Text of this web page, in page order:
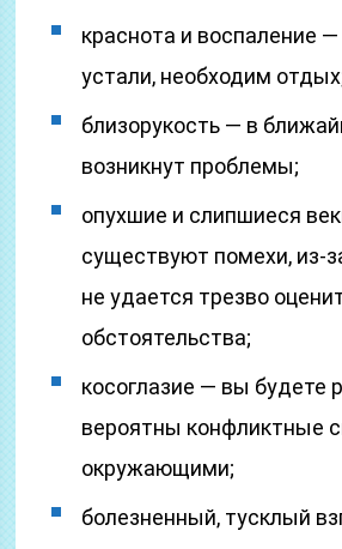
краснота и воспаление
устали, необходим
близорукость — в
возникнут проблемы;
опухшие и слипшиеся
существуют помехи, из-
не удается трезво
обстоятельства;
косоглазие — вы будете
вероятны конфликтные
окружающими;
болезненный, тусклый